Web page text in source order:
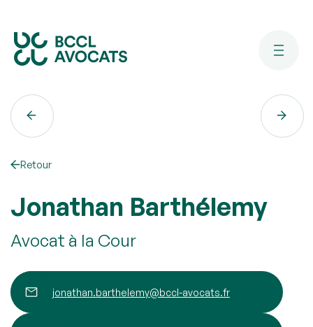
Retour
Jonathan Barthélemy
Avocat à la Cour
jonathan.barthelemy@bccl-avocats.fr